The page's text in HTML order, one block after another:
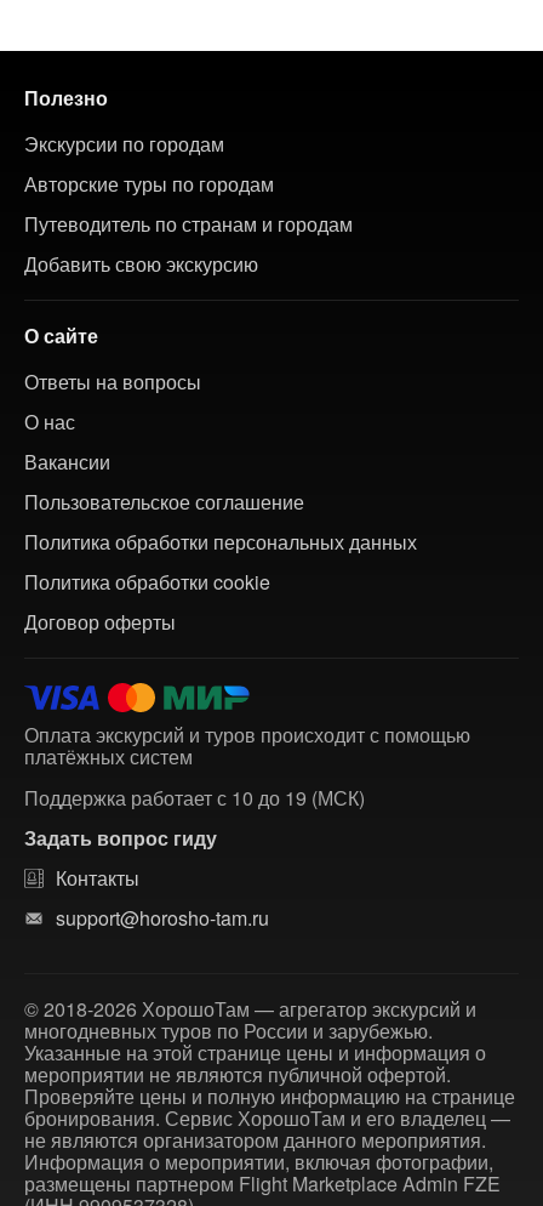
Полезно
Экскурсии по городам
Авторские туры по городам
Путеводитель по странам и городам
Добавить свою экскурсию
О сайте
Ответы на вопросы
О нас
Вакансии
Пользовательское соглашение
Политика обработки персональных данных
Политика обработки cookie
Договор оферты
Оплата экскурсий и туров происходит с помощью
платёжных систем
Поддержка работает с 10 до 19 (МСК)
Задать вопрос гиду
Контакты
support@horosho-tam.ru
© 2018-2026 ХорошоТам — агрегатор экскурсий и
многодневных туров по России и зарубежью.
Указанные на этой странице цены и информация о
мероприятии не являются публичной офертой.
Проверяйте цены и полную информацию на странице
бронирования. Сервис ХорошоТам и его владелец —
не являются организатором данного мероприятия.
Информация о мероприятии, включая фотографии,
размещены партнером Flight Marketplace Admin FZE